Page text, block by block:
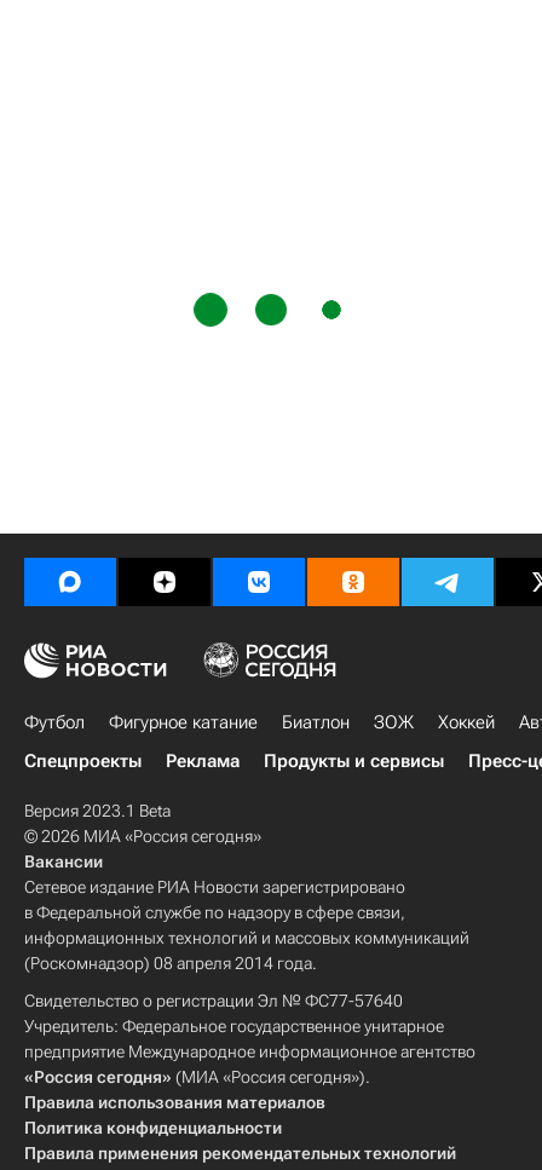
Футбол Фигурное катание Биатлон ЗОЖ Хоккей
Спецпроекты
Реклама Продукты и сервисы Пресс-
Версия 2023.1 Beta
© 2026 МИА «Россия сегодня»
Вакансии
Сетевое издание РИА Новости зарегистрировано
в Федеральной службе по надзору в сфере связи,
информационных технологий и массовых коммуникаций
(Роскомнадзор) 08 апреля 2014 года.
Свидетельство о регистрации Эл № ФС77-57640
Учредитель: Федеральное государственное унитарное
предприятие Международное информационное агентство
«Россия сегодня» (МИА «Россия сегодня»).
Правила использования материалов
Политика конфиденциальности
Правила применения рекомендательных технологий